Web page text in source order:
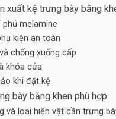
xuất kệ trưng bày bằng
phủ melamine
kiện an toàn
chống xuống cấp
khóa cửa
khi đặt kệ
bày bằng khen phù hợp
và loại hiện vật cần trưng